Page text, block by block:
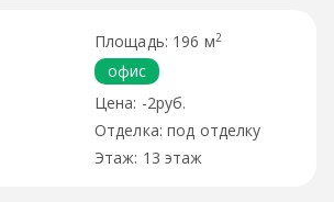
196 м2
офис
-2руб.
под отделку
13 этаж